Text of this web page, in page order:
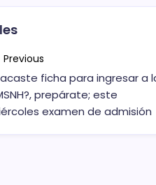
Previous
ficha para ingresar a
prepárate; este
examen de admisión